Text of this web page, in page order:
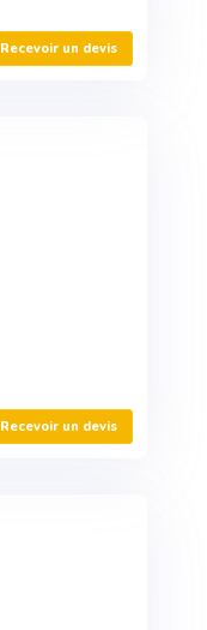
Recevoir un devis
Recevoir un devis